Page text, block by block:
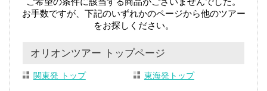
お手数ですが、下記のいずれかのページから他のツアー
をお探しください。
オリオンツアー トップページ
関東発 トップ 東海発トップ